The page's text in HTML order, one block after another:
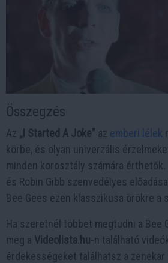
Összegzés
Az „I Started A Joke” az emberi lélek
körbe, és olyan univerzális
minden korosztály számára érthetők.
és Robin Gibb szenvedélyes
Bee Gees ezen klasszikusa örökre a
Ha szeretnél többet megtudni a Bee
meg a Videolista.hu-n található
érdekességeket találhatsz a zenekar